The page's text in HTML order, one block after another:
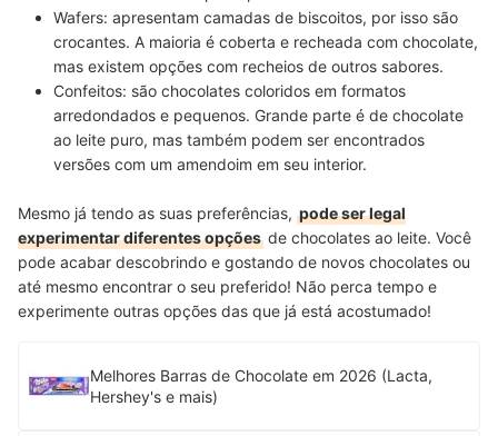
Wafers: apresentam camadas de biscoitos, por isso são
crocantes. A maioria é coberta e recheada com chocolate,
mas existem opções com recheios de outros sabores.
Confeitos: são chocolates coloridos em formatos
arredondados e pequenos. Grande parte é de chocolate
ao leite puro, mas também podem ser encontrados
versões com um amendoim em seu interior.
Mesmo já tendo as suas preferências, pode ser legal
experimentar diferentes opções de chocolates ao leite. Você
pode acabar descobrindo e gostando de novos chocolates ou
até mesmo encontrar o seu preferido! Não perca tempo e
experimente outras opções das que já está acostumado!
Melhores Barras de Chocolate em 2026 (Lacta,
Hershey's e mais)